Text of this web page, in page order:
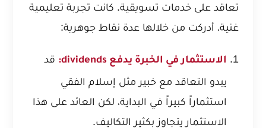
تعاقد على خدمات تسويقية. كانت تجربة تعليمية
غنية، أدركت من خلالها عدة نقاط جوهرية:
الاستثمار في الخبرة يدفع dividends:
قد
يبدو التعاقد مع خبير مثل إسلام الفقي
استثماراً كبيراً في البداية، لكن العائد على هذا
الاستثمار يتجاوز بكثير التكاليف.